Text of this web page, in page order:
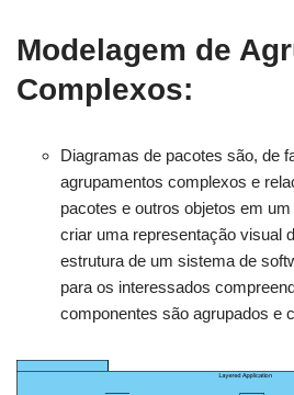
Modelagem de
Complexos:
Diagramas de pacotes são, de
agrupamentos complexos e
pacotes e outros objetos em
criar uma representação visual
estrutura de um sistema de
para os interessados
componentes são agrupados e